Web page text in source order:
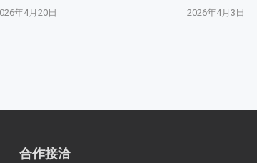
年4月20日 2026年4月3日
合作接洽